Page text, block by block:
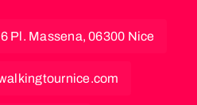
Pl. Massena, 06300 Nice